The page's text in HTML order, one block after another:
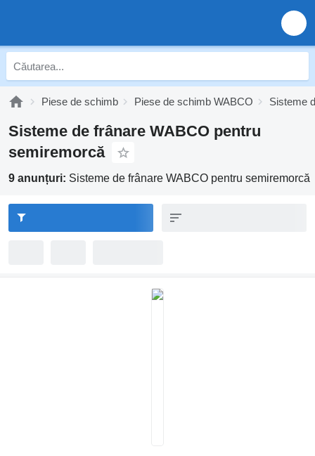
Piese de schimb Piese de schimb WABCO Sisteme
Sisteme de frânare WABCO pentru
semiremorcă
9 anunțuri: Sisteme de frânare WABCO pentru semiremorcă